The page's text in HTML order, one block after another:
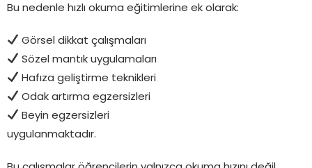
Bu nedenle hızlı okuma eğitimlerine ek olarak:
Görsel dikkat çalışmaları
Sözel mantık uygulamaları
Hafıza geliştirme teknikleri
Odak artırma egzersizleri
Beyin egzersizleri
uygulanmaktadır.